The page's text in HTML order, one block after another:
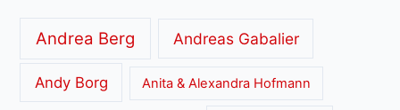
Andrea Berg Andreas Gabalier
Andy Borg Anita & Alexandra Hofmann